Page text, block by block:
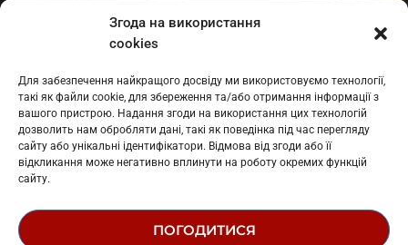
Згода на використання
cookies
Для забезпечення найкращого досвіду ми використовуємо технології,
такі як файли cookie, для збереження та/або отримання інформації з
вашого пристрою. Надання згоди на використання цих технологій
дозволить нам обробляти дані, такі як поведінка під час перегляду
сайту або унікальні ідентифікатори. Відмова від згоди або її
відкликання може негативно вплинути на роботу окремих функцій
сайту.
ПОГОДИТИСЯ
: L11-01410
: L11-01801
Косів: L11-01805
Гарасимів: L11-02274